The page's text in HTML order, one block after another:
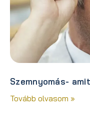
Szemnyomás-
Tovább olvasom »